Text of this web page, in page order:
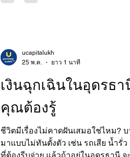
ก้อนด่วน จะเอาไปยื่นขอสินเชื่อจำน
เงินติดใจ (ในเครืออึ้งกุ่ยเฮง) ได้ออก
สำหรับสินเชื่อรถมอเตอร์ไซค์ที่ฉีกทุก
เงินฉุกเฉินในอุดรธ
คุณต้องรู้
ชีวิตมีเรื่องไม่คาดฝันเสมอใช่ไหม?
มาแบบไม่ทันตั้งตัว เช่น รถเสีย น้ำรั่
ucapitalukh
25 พ.ค.
ยาว 1 นาที